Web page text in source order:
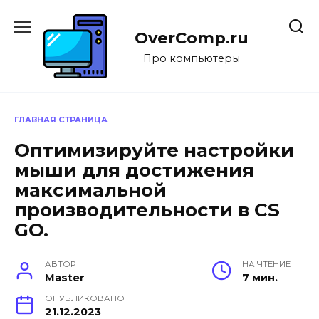
содержанию
OverComp.ru
Про компьютеры
ГЛАВНАЯ СТРАНИЦА
Оптимизируйте настройки
мыши для достижения
максимальной
производительности в CS
GO.
АВТОР
Master
НА ЧТЕНИЕ
7 мин.
ОПУБЛИКОВАНО
21.12.2023